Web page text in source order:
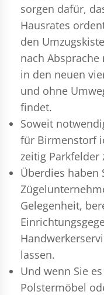
sorgen dafür,
Hausrates
den
nach
in den neuen
und ohne
findet.
Soweit
für Birmenstorf
zeitig Parkfelder
Überdies haben
Gelegenheit,
lassen.
Und wenn Sie
Polstermöbel